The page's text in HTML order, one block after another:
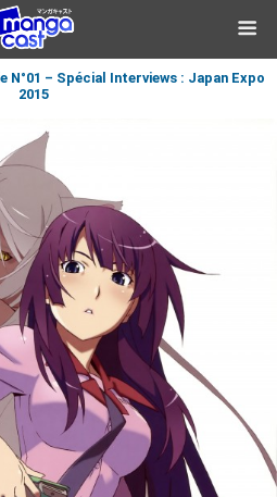
– Spécial Interviews : Japan Expo
2015